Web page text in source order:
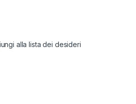
C TO GIGABIT GIGABIT 10/100/
alla lista dei desideri